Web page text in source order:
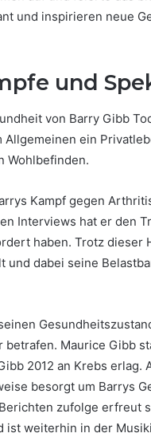
und inspirieren neue
und
von Barry Gibb
Allgemeinen ein
Wohlbefinden.
Kampf gegen
Interviews hat er den
haben. Trotz dieser
und dabei seine
betrafen. Maurice Gibb
2012 an Krebs
besorgt um Barrys
zufolge erfreut
ist weiterhin in der